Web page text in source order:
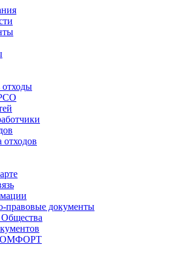
отходы
отходов
правовые документы